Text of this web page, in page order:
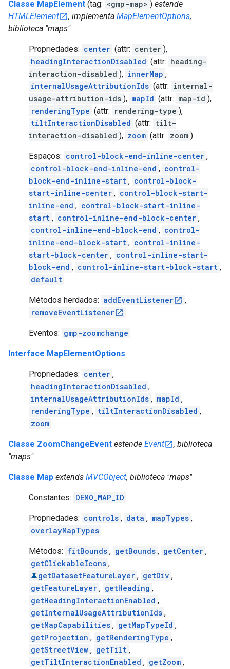
Classe MapElement (tag: <gmp-map> ) estende
HTMLElement
, implementa MapElementOptions,
biblioteca "maps"
Propriedades: center (attr: center ),
headingInteractionDisabled (attr: heading-
interaction-disabled ), innerMap ,
internalUsageAttributionIds (attr: internal-
usage-attribution-ids ), mapId (attr: map-id ),
renderingType (attr: rendering-type ),
tiltInteractionDisabled (attr: tilt-
interaction-disabled ), zoom (attr: zoom )
Espaços: control-block-end-inline-center ,
control-block-end-inline-end , control-
block-end-inline-start , control-block-
start-inline-center , control-block-start-
inline-end , control-block-start-inline-
start , control-inline-end-block-center ,
control-inline-end-block-end , control-
inline-end-block-start , control-inline-
start-block-center , control-inline-start-
block-end , control-inline-start-block-start ,
default
Métodos herdados: addEventListener
,
removeEventListener
Eventos: gmp-zoomchange
Interface MapElementOptions
Propriedades: center ,
headingInteractionDisabled ,
internalUsageAttributionIds , mapId ,
renderingType , tiltInteractionDisabled ,
zoom
Classe ZoomChangeEvent estende Event
, biblioteca
"maps"
Classe Map extends MVCObject, biblioteca "maps"
Constantes: DEMO_MAP_ID
Propriedades: controls , data , mapTypes ,
overlayMapTypes
Métodos: fitBounds , getBounds , getCenter ,
getClickableIcons ,
getDatasetFeatureLayer , getDiv ,
getFeatureLayer , getHeading ,
getHeadingInteractionEnabled ,
getInternalUsageAttributionIds ,
getMapCapabilities , getMapTypeId ,
getProjection , getRenderingType ,
getStreetView , getTilt ,
getTiltInteractionEnabled , getZoom ,